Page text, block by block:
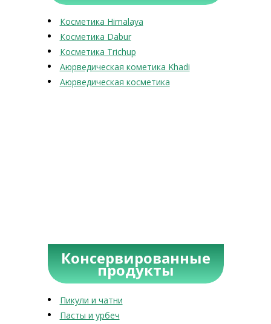
Косметика Himalaya
Косметика Dabur
Косметика Trichup
Аюрведическая кометика Khadi
Аюрведическая косметика
Консервированные
продукты
Пикули и чатни
Пасты и урбеч